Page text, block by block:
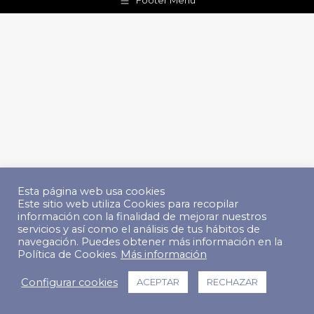
Esta página web usa cookies
Este sitio web utiliza Cookies para recopilar
información con la finalidad de mejorar nuestros
servicios y así como el análisis de tus hábitos de
navegación. Puedes obtener más información en la
Política de Cookies. Más información
Configurar cookies ACEPTAR RECHAZAR